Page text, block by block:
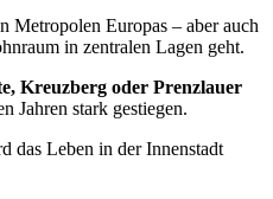
Metropolen Europas – aber auch
in zentralen Lagen geht.
Kreuzberg oder Prenzlauer
Jahren stark gestiegen.
das Leben in der Innenstadt